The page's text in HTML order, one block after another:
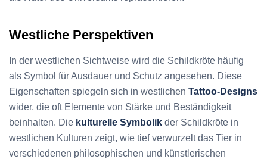
Westliche Perspektiven
In der westlichen Sichtweise wird die Schildkröte häufig
als Symbol für Ausdauer und Schutz angesehen. Diese
Eigenschaften spiegeln sich in westlichen Tattoo-Designs
wider, die oft Elemente von Stärke und Beständigkeit
beinhalten. Die kulturelle Symbolik der Schildkröte in
westlichen Kulturen zeigt, wie tief verwurzelt das Tier in
verschiedenen philosophischen und künstlerischen